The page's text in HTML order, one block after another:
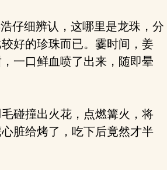
仔细辨认，这哪里是龙珠，分
好的珍珠而已。霎时间，姜
一口鲜血喷了出来，随即晕
碰撞出火花，点燃篝火，将
脏给烤了，吃下后竟然才半